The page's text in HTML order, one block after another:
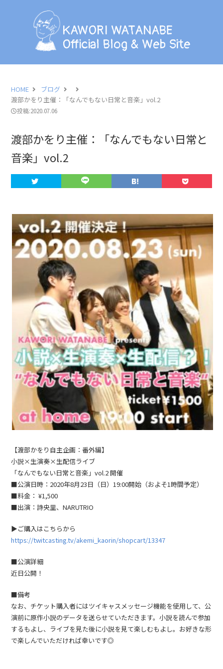
KAWORI WATANABE
Official Blog & Web Site
KAWORI WATANABE
Official Blog & Web Site
BLOG
SCHEDULE
PROFILE
CONTACT
HOME
ブログ
渡部かをり主催：「なんでもない日常と音楽」vol.2
投稿:2020.07.06
渡部かをり主催：「なんでもない日常と
音楽」vol.2
【渡部かをり自主企画：番外編】
小説×生演奏×生配信ライブ
「なんでもない日常と音楽」vol.2 開催
■公演日時：2020年8月23日（日）19:00開始（およそ1時間予定）
■料金： ¥1,500
■出演：詩央里、NARUTRIO
▶︎ご購入はこちらから
https://twitcasting.tv/akemi_kaorin/shopcart/13347
■公演詳細
近日公開！
■備考
なお、チケット購入者にはツイキャスメッセージ機能を使用して、公
演前に原作小説のデータを送らせていただきます。小説を読んで参加
するもよし、ライブを見た後に小説を見て楽しむもよし。お好きな形
で楽しんでいただければ幸いです◎